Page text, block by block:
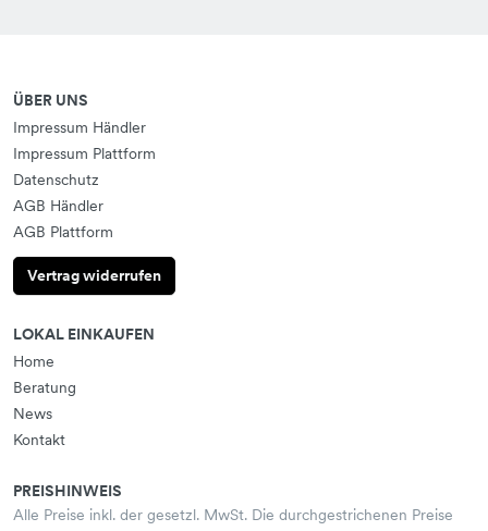
ÜBER UNS
Impressum Händler
Impressum Plattform
Datenschutz
AGB Händler
AGB Plattform
Vertrag widerrufen
LOKAL EINKAUFEN
Home
Beratung
News
Kontakt
PREISHINWEIS
Alle Preise inkl. der gesetzl. MwSt. Die durchgestrichenen Preise